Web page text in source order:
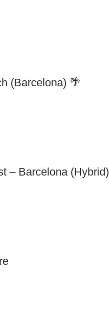
(Barcelona) 🌴
– Barcelona (Hybrid)